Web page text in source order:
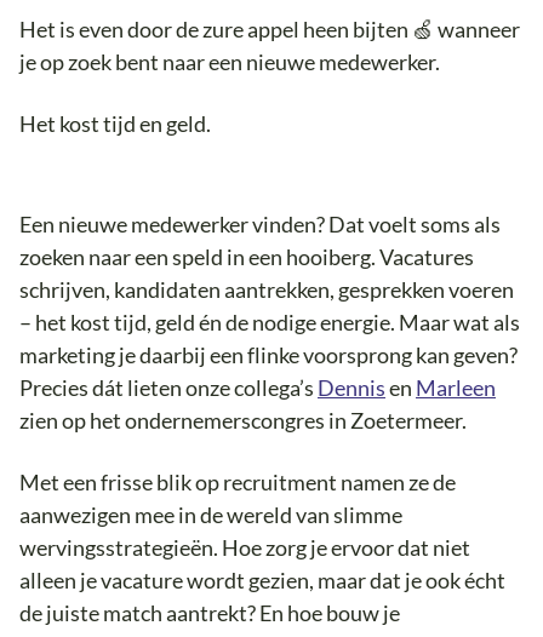
Het is even door de zure appel heen bijten 🍏 wanneer
je op zoek bent naar een nieuwe medewerker.
Het kost tijd en geld.
Een nieuwe medewerker vinden? Dat voelt soms als
zoeken naar een speld in een hooiberg. Vacatures
schrijven, kandidaten aantrekken, gesprekken voeren
– het kost tijd, geld én de nodige energie. Maar wat als
marketing je daarbij een flinke voorsprong kan geven?
Precies dát lieten onze collega’s Dennisen Marleen
zien op het ondernemerscongres in Zoetermeer.
Met een frisse blik op recruitment namen ze de
aanwezigen mee in de wereld van slimme
wervingsstrategieën. Hoe zorg je ervoor dat niet
alleen je vacature wordt gezien, maar dat je ook écht
de juiste match aantrekt? En hoe bouw je